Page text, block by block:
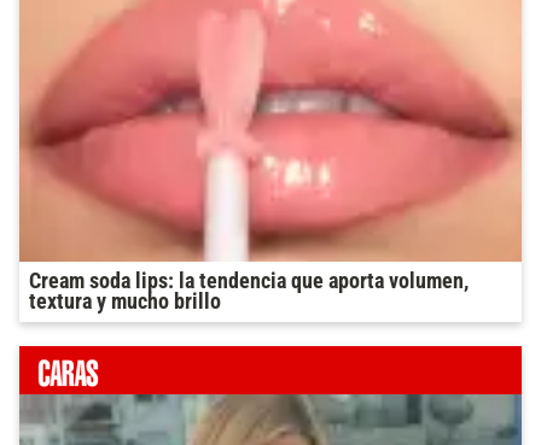
Cream soda lips: la tendencia que aporta volumen,
textura y mucho brillo